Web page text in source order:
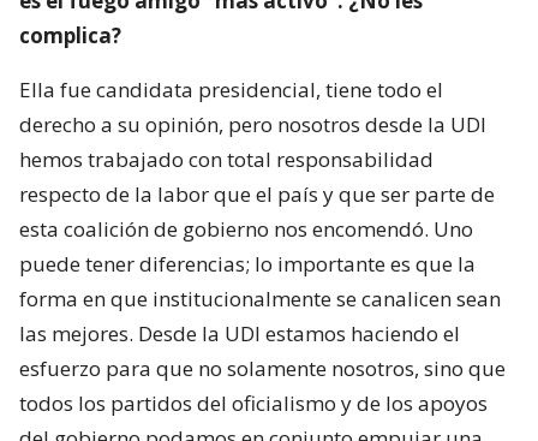
complica?
Ella fue candidata presidencial, tiene todo el
derecho a su opinión, pero nosotros desde la UDI
hemos trabajado con total responsabilidad
respecto de la labor que el país y que ser parte de
esta coalición de gobierno nos encomendó. Uno
puede tener diferencias; lo importante es que la
forma en que institucionalmente se canalicen sean
las mejores. Desde la UDI estamos haciendo el
esfuerzo para que no solamente nosotros, sino que
todos los partidos del oficialismo y de los apoyos